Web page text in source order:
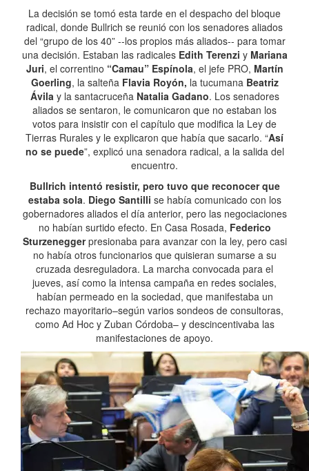
La decisión se tomó esta tarde en el despacho del bloque
radical, donde Bullrich se reunió con los senadores aliados
del “grupo de los 40” --los propios más aliados-- para tomar
una decisión. Estaban las radicales Edith Terenzi y Mariana
Juri, el correntino “Camau” Espínola, el jefe PRO, Martín
Goerling, la salteña Flavia Royón, la tucumana Beatriz
Ávilay la santacruceñaNatalia Gadano. Los senadores
aliados se sentaron, le comunicaron que no estaban los
votos para insistir con el capítulo que modifica la Ley de
Tierras Rurales y le explicaron que había que sacarlo. “Así
no se puede”, explicó una senadora radical, a la salida del
encuentro.
Bullrich intentó resistir, pero tuvo que reconocer que
estaba sola. Diego Santilli se había comunicado con los
gobernadores aliados el día anterior, pero las negociaciones
no habían surtido efecto. En Casa Rosada, Federico
Sturzeneggerpresionaba para avanzar con la ley, pero casi
no había otros funcionarios que quisieran sumarse a su
cruzada desreguladora. La marcha convocada para el
jueves, así como la intensa campaña en redes sociales,
habían permeado en la sociedad, que manifestaba un
rechazo mayoritario–según varios sondeos de consultoras,
como Ad Hoc y Zuban Córdoba– y descincentivaba las
manifestaciones de apoyo.